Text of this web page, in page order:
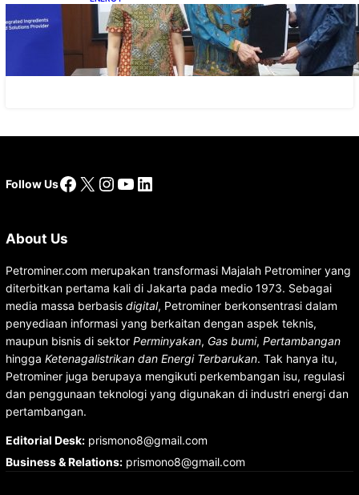
Dukung Operasional, Lautan Luas Perkuat
Implementasi Solusi Energi Terbarukan
Follow UsFacebook
X Instagram
YouTube
LinkedIn
About Us
Petrominer.com merupakan transformasi Majalah Petrominer yang
diterbitkan pertama kali di Jakarta pada medio 1973. Sebagai
media massa berbasis digital, Petrominer berkonsentrasi dalam
penyediaan informasi yang berkaitan dengan aspek teknis,
maupun bisnis di sektor Perminyakan, Gas bumi, Pertambangan
hingga Ketenagalistrikan dan Energi Terbarukan. Tak hanya itu,
Petrominer juga berupaya mengikuti perkembangan isu, regulasi
dan penggunaan teknologi yang digunakan di industri energi dan
pertambangan.
Editorial Desk:prismono8@gmail.com
Business & Relations:prismono8@gmail.com